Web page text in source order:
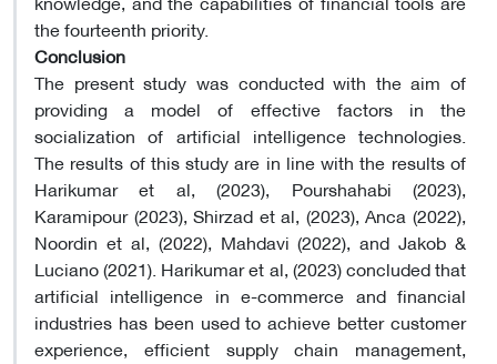
the fourteenth priority.
Conclusion
The present study was conducted with the aim of
providing a model of effective factors in the
socialization of artificial intelligence technologies.
The results of this study are in line with the results of
Harikumar et al, (2023), Pourshahabi (2023),
Karamipour (2023), Shirzad et al, (2023), Anca (2022),
Noordin et al, (2022), Mahdavi (2022), and Jakob &
Luciano (2021). Harikumar et al, (2023) concluded that
artificial intelligence in e-commerce and financial
industries has been used to achieve better customer
experience, efficient supply chain management,